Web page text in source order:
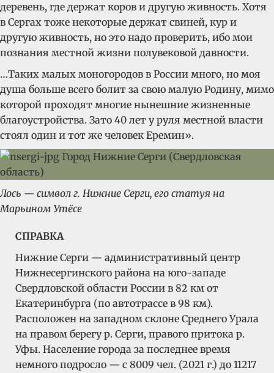
деревень, где держат коров и другую живность. Хотя
в Сергах тоже некоторые держат свиней, кур и
другую живность, но это надо проверить, ибо мои
познания местной жизни полувековой давности.
…Таких малых моногородов в России много, но моя
душа больше всего болит за свою малую Родину, мимо
которой проходят многие нынешние жизненные
благоустройства. Зато 40 лет у руля местной власти
стоял один и тот же человек Еремин».
Лось — символ г. Нижние Серги, его статуя на
Марьином Утёсе
СПРАВКА
Нижние Серги — административный центр
Нижнесергинского района на юго-западе
Свердловской области России в 82 км от
Екатеринбурга (по автотрассе в 98 км).
Расположен на западном склоне Среднего Урала
на правом берегу р. Серги, правого притока р.
Уфы. Население города за последнее время
немного подросло — с 8009 чел. (2021 г.) до 11217